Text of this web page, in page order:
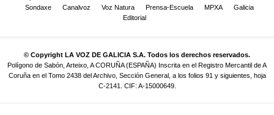
Sondaxe
Canalvoz Voz Natura Prensa-Escuela MPXA
Galicia
Editorial
© Copyright LA VOZ DE GALICIA S.A. Todos los derechos reservados.
Polígono de Sabón, Arteixo, A CORUÑA (ESPAÑA) Inscrita en el Registro Mercantil de A
Coruña en el Tomo 2438 del Archivo, Sección General, a los folios 91 y siguientes, hoja
C-2141. CIF: A-15000649.